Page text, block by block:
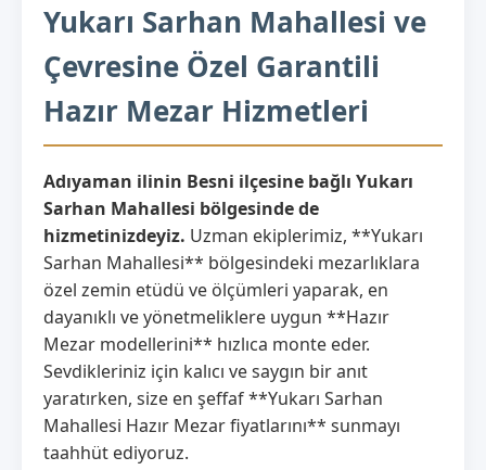
Yukarı Sarhan Mahallesi ve
Çevresine Özel Garantili
Hazır Mezar Hizmetleri
Adıyaman ilinin Besni ilçesine bağlı Yukarı
Sarhan Mahallesi bölgesinde de
hizmetinizdeyiz. Uzman ekiplerimiz, **Yukarı
Sarhan Mahallesi** bölgesindeki mezarlıklara
özel zemin etüdü ve ölçümleri yaparak, en
dayanıklı ve yönetmeliklere uygun **Hazır
Mezar modellerini** hızlıca monte eder.
Sevdikleriniz için kalıcı ve saygın bir anıt
yaratırken, size en şeffaf **Yukarı Sarhan
Mahallesi Hazır Mezar fiyatlarını** sunmayı
taahhüt ediyoruz.